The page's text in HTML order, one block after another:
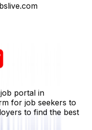
portal in
for job seekers to
to find the best